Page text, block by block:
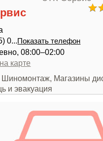
0...Показать телефон
08:00–02:00
карте
Шиномонтаж, Магазины
и эвакуация